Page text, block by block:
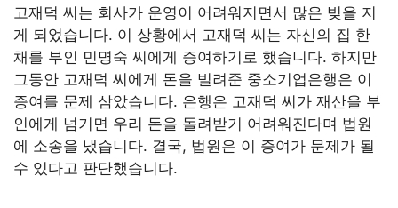
고재덕 씨는 회사가 운영이 어려워지면서 많은 빚을 지
게 되었습니다. 이 상황에서 고재덕 씨는 자신의 집 한
채를 부인 민명숙 씨에게 증여하기로 했습니다. 하지만
그동안 고재덕 씨에게 돈을 빌려준 중소기업은행은 이
증여를 문제 삼았습니다. 은행은 고재덕 씨가 재산을 부
인에게 넘기면 우리 돈을 돌려받기 어려워진다며 법원
에 소송을 냈습니다. 결국, 법원은 이 증여가 문제가 될
수 있다고 판단했습니다.